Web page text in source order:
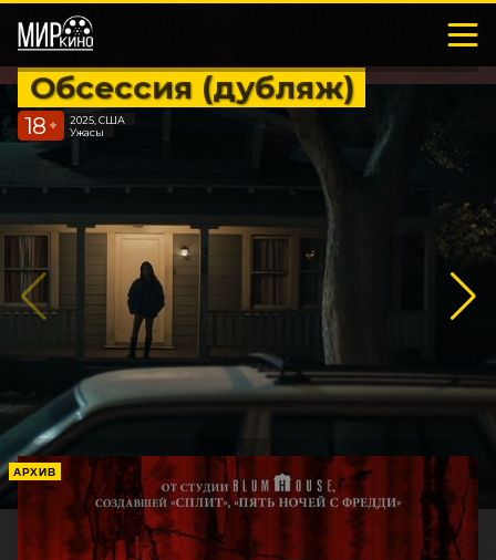
Обсессия (дубляж)
18 +
2025, США
Ужасы
АРХИВ